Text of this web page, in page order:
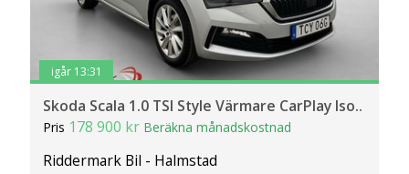
igår 13:31
Skoda Scala 1.0 TSI Style Värmare CarPlay Iso..
Pris 178 900 kr Beräkna månadskostnad
Riddermark Bil - Halmstad